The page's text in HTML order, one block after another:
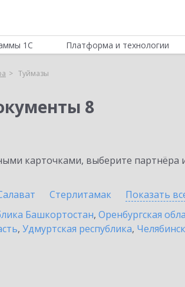
1С Платформа и технологии
Туймазы
8
карточками, выберите партнёра
Стерлитамак Показать
Башкортостан, Оренбургская
, Удмуртская республика,